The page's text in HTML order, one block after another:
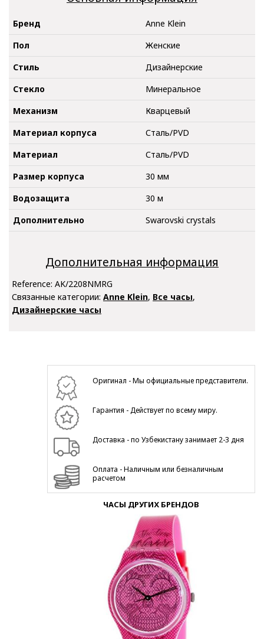
Бренд
Anne Klein
Пол
Женские
Стиль
Дизайнерские
Стекло
Минеральное
Механизм
Кварцевый
Материал корпуса
Сталь/PVD
Материал
Сталь/PVD
Размер корпуса
30 мм
Водозащита
30 м
Дополнительно
Swarovski crystals
Дополнительная информация
Reference: AK/2208NMRG
Связанные категории: Anne Klein, Все часы,
Дизайнерские часы
Оригинал - Мы официальные представители.
Гарантия - Действует по всему миру.
Доставка - по Узбекистану занимает 2-3 дня
Оплата - Наличным или безналичным
расчетом
ЧАСЫ ДРУГИХ БРЕНДОВ